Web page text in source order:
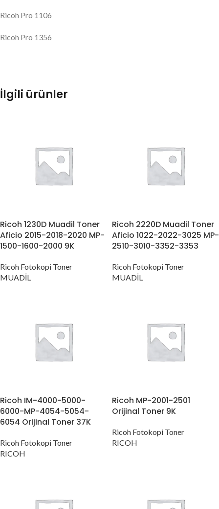
Ricoh Pro 1106
Ricoh Pro 1356
İlgili ürünler
Ricoh 1230D Muadil Toner
Aficio 2015-2018-2020 MP-
1500-1600-2000 9K
Ricoh Fotokopi Toner
MUADİL
Ricoh 2220D Muadil Toner
Aficio 1022-2022-3025 MP-
2510-3010-3352-3353
Ricoh Fotokopi Toner
MUADİL
Ricoh IM-4000-5000-
6000-MP-4054-5054-
6054 Orijinal Toner 37K
Ricoh Fotokopi Toner
RICOH
Ricoh MP-2001-2501
Orijinal Toner 9K
Ricoh Fotokopi Toner
RICOH